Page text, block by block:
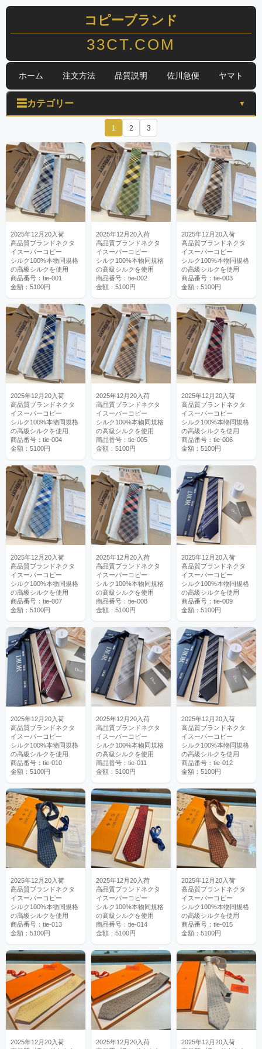
コピーブランド
33CT.COM
ホーム 注文方法 品質説明 佐川急便 ヤマト
☰カテゴリー ▼
1 2 3
2025年12月20入荷
高品質ブランドネクタ
イスーパーコピー
シルク100%本物同規格
の高級シルクを使用
商品番号：tie-001
金額：5100円
2025年12月20入荷
高品質ブランドネクタ
イスーパーコピー
シルク100%本物同規格
の高級シルクを使用
商品番号：tie-002
金額：5100円
2025年12月20入荷
高品質ブランドネクタ
イスーパーコピー
シルク100%本物同規格
の高級シルクを使用
商品番号：tie-003
金額：5100円
2025年12月20入荷
高品質ブランドネクタ
イスーパーコピー
シルク100%本物同規格
の高級シルクを使用
商品番号：tie-004
金額：5100円
2025年12月20入荷
高品質ブランドネクタ
イスーパーコピー
シルク100%本物同規格
の高級シルクを使用
商品番号：tie-005
金額：5100円
2025年12月20入荷
高品質ブランドネクタ
イスーパーコピー
シルク100%本物同規格
の高級シルクを使用
商品番号：tie-006
金額：5100円
2025年12月20入荷
高品質ブランドネクタ
イスーパーコピー
シルク100%本物同規格
の高級シルクを使用
商品番号：tie-007
金額：5100円
2025年12月20入荷
高品質ブランドネクタ
イスーパーコピー
シルク100%本物同規格
の高級シルクを使用
商品番号：tie-008
金額：5100円
2025年12月20入荷
高品質ブランドネクタ
イスーパーコピー
シルク100%本物同規格
の高級シルクを使用
商品番号：tie-009
金額：5100円
2025年12月20入荷
高品質ブランドネクタ
イスーパーコピー
シルク100%本物同規格
の高級シルクを使用
商品番号：tie-010
金額：5100円
2025年12月20入荷
高品質ブランドネクタ
イスーパーコピー
シルク100%本物同規格
の高級シルクを使用
商品番号：tie-011
金額：5100円
2025年12月20入荷
高品質ブランドネクタ
イスーパーコピー
シルク100%本物同規格
の高級シルクを使用
商品番号：tie-012
金額：5100円
2025年12月20入荷
高品質ブランドネクタ
イスーパーコピー
シルク100%本物同規格
の高級シルクを使用
商品番号：tie-013
金額：5100円
2025年12月20入荷
高品質ブランドネクタ
イスーパーコピー
シルク100%本物同規格
の高級シルクを使用
商品番号：tie-014
金額：5100円
2025年12月20入荷
高品質ブランドネクタ
イスーパーコピー
シルク100%本物同規格
の高級シルクを使用
商品番号：tie-015
金額：5100円
2025年12月20入荷
2025年12月20入荷
2025年12月20入荷